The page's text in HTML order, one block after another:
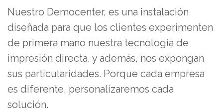
Nuestro Democenter, es una instalación
diseñada para que los clientes experimenten
de primera mano nuestra tecnología de
impresión directa, y además, nos expongan
sus particularidades. Porque cada empresa
es diferente, personalizaremos cada
solución.